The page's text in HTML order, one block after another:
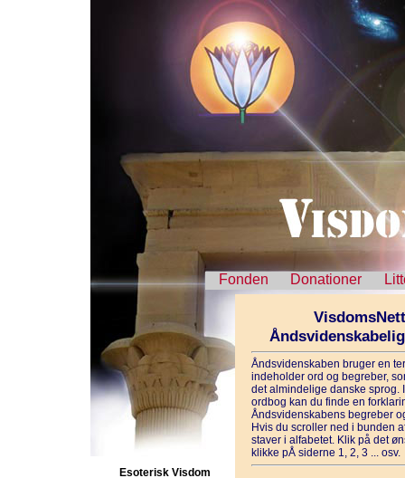
Fonden Donationer
Esoterisk Visdom
Åndsvidenskaben bruger en
indeholder ord og begreber,
det almindelige danske sprog.
ordbog kan du finde en
Åndsvidenskabens begreber
Hvis du scroller ned i bunden
staver i alfabetet. Klik på det
klikke pÅ siderne 1, 2, 3 ... osv.